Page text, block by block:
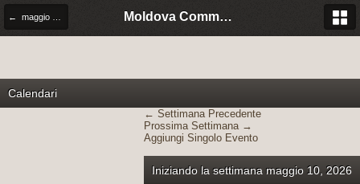
Moldova Community Italia
Calendari
← Settimana Precedente
Prossima Settimana →
Aggiungi Singolo Evento
Iniziando la settimana maggio 10, 2026